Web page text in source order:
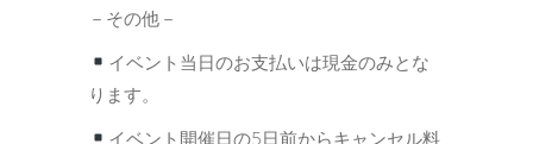
－その他－
イベント当日のお支払いは現金のみとな
ります。
イベント開催日の5日前からキャンセル料